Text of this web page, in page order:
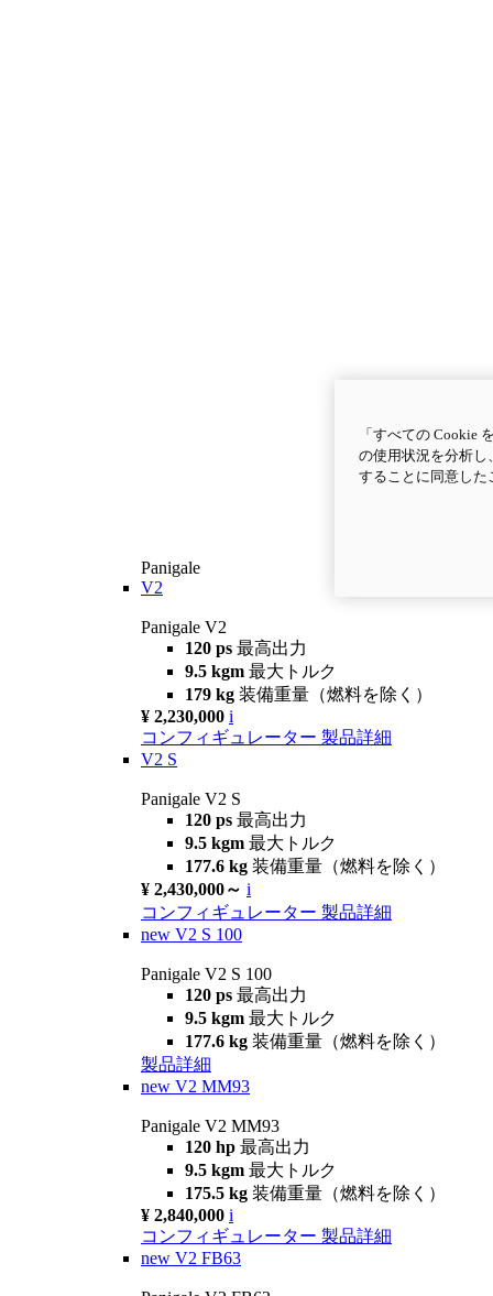
Panigale
V2
Panigale V2
120 ps 最高出力
9.5 kgm 最大トルク
179 kg 装備重量（燃料を除く）
¥ 2,230,000 i
コンフィギュレーター 製品詳細
V2 S
Panigale V2 S
120 ps 最高出力
9.5 kgm 最大トルク
177.6 kg 装備重量（燃料を除く）
¥ 2,430,000～ i
コンフィギュレーター 製品詳細
new V2 S 100
Panigale V2 S 100
120 ps 最高出力
9.5 kgm 最大トルク
177.6 kg 装備重量（燃料を除く）
製品詳細
new V2 MM93
Panigale V2 MM93
120 hp 最高出力
9.5 kgm 最大トルク
175.5 kg 装備重量（燃料を除く）
¥ 2,840,000 i
コンフィギュレーター 製品詳細
new V2 FB63
「すべての Cookie
の使用状況を分析し
することに同意し